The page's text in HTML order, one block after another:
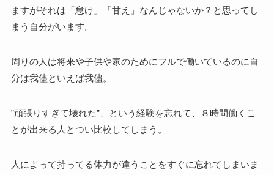
ますがそれは「怠け」「甘え」なんじゃないか？と思ってし
まう自分がいます。
周りの人は将来や子供や家のためにフルで働いているのに自
分は我儘といえば我儘。
”頑張りすぎて壊れた”、という経験を忘れて、８時間働くこ
とが出来る人とつい比較してしまう。
人によって持ってる体力が違うことをすぐに忘れてしまいま